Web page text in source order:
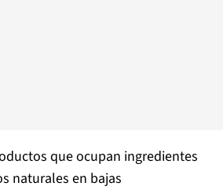
que ocupan ingredientes
naturales en bajas